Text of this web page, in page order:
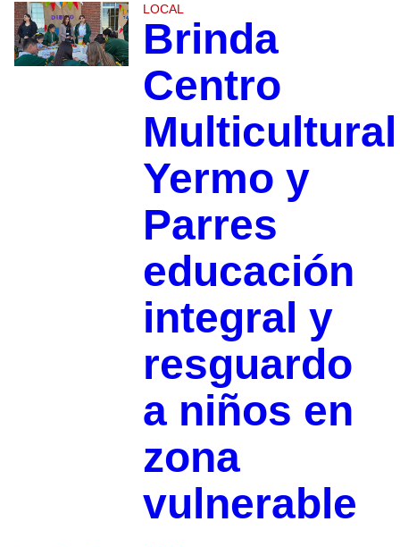
LOCAL
Brinda
Centro
Multicultural
Yermo y
Parres
educación
integral y
resguardo
a niños en
zona
vulnerable